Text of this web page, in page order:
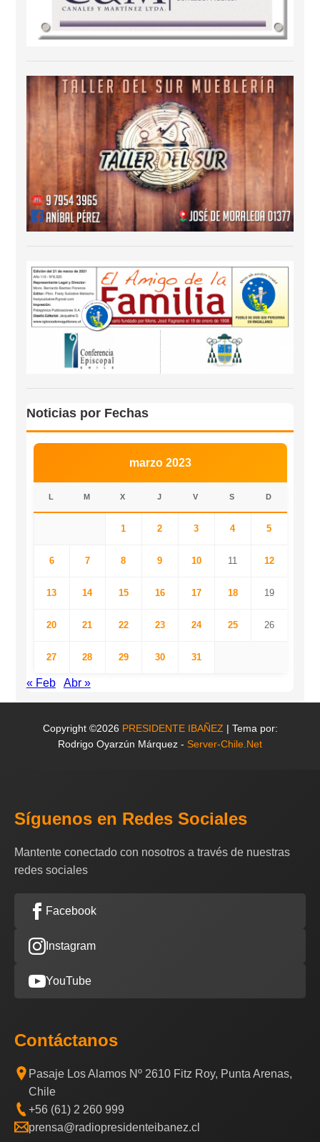
Noticias por Fechas
marzo 2023
L M X J V S D
1 2 3 4 5
6 7 8 9 10 11 12
13 14 15 16 17 18 19
20 21 22 23 24 25 26
27 28 29 30 31
« Feb Abr »
Copyright ©2026 PRESIDENTE IBAÑEZ | Tema por:
Rodrigo Oyarzún Márquez - Server-Chile.Net
Síguenos en Redes Sociales
Mantente conectado con nosotros a través de nuestras
redes sociales
Facebook
Instagram
YouTube
Contáctanos
Pasaje Los Alamos Nº 2610 Fitz Roy, Punta Arenas,
Chile
+56 (61) 2 260 999
prensa@radiopresidenteibanez.cl